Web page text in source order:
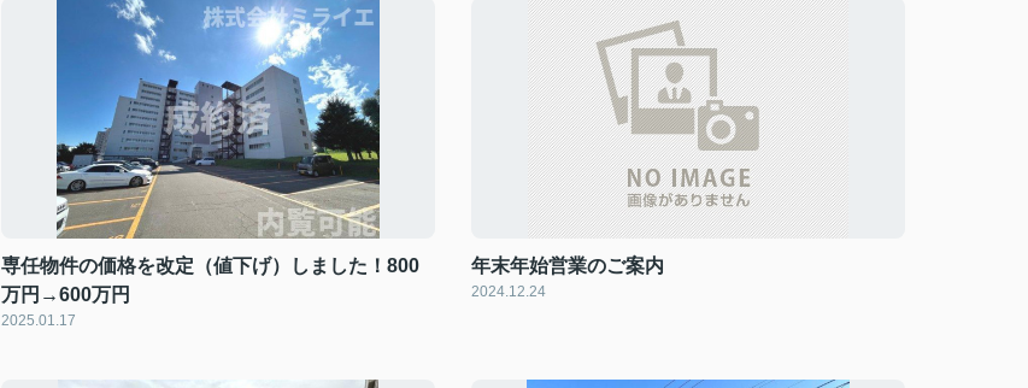
専任物件の価格を改定（値下げ）しました！800
万円→600万円
2025.01.17
年末年始営業のご案内
2024.12.24